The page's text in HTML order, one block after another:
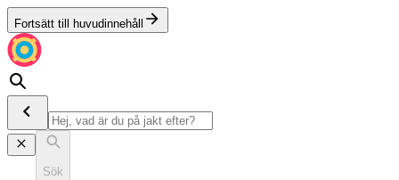
Fortsätt till huvudinnehåll
Sök